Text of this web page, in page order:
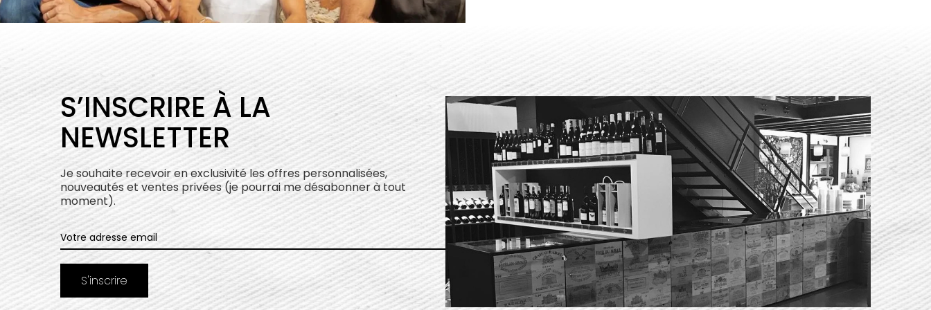
S’INSCRIRE À LA
NEWSLETTER
Je souhaite recevoir en exclusivité les offres personnalisées,
nouveautés et ventes privées (je pourrai me désabonner à tout
moment).